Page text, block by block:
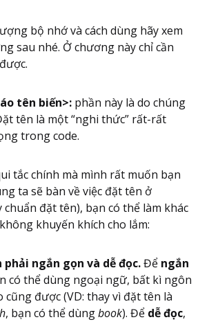
bộ nhớ và cách dùng hãy xem
sau nhé. Ở chương này chỉ cần
tên biến>: phần này là do chúng
tên là một “nghi thức” rất-rất
trong code.
tắc chính mà mình rất muốn bạn
ta sẽ bàn về việc đặt tên ở
chuẩn đặt tên), bạn có thể làm khác
khuyến khích cho lắm:
ngắn gọn và dễ đọc.Để ngắn
có thể dùng ngoại ngữ, bất kì ngôn
cũng được (VD: thay vì đặt tên là
, bạn có thể dùngbook). Để dễ đọc,